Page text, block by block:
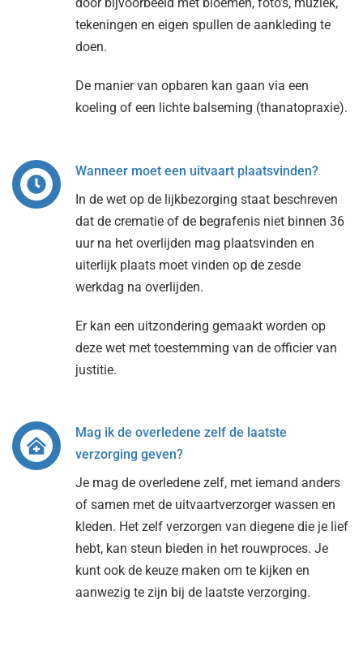
tekeningen en eigen spullen de aankleding te
doen.
De manier van opbaren kan gaan via een
koeling of een lichte balseming (thanatopraxie).
Wanneer moet een uitvaart plaatsvinden?
In de wet op de lijkbezorging staat beschreven
dat de crematie of de begrafenis niet binnen 36
uur na het overlijden mag plaatsvinden en
uiterlijk plaats moet vinden op de zesde
werkdag na overlijden.
Er kan een uitzondering gemaakt worden op
deze wet met toestemming van de officier van
justitie.
Mag ik de overledene zelf de laatste
verzorging geven?
Je mag de overledene zelf, met iemand anders
of samen met de uitvaartverzorger wassen en
kleden. Het zelf verzorgen van diegene die je lief
hebt, kan steun bieden in het rouwproces. Je
kunt ook de keuze maken om te kijken en
aanwezig te zijn bij de laatste verzorging.